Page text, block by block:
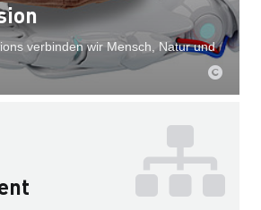
verbinden wir Mensch, Natur und